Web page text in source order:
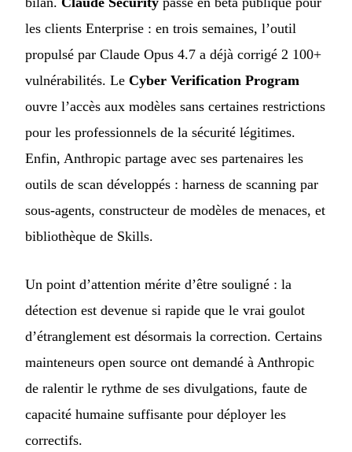
les clients Enterprise : en trois semaines, l’outil
propulsé par Claude Opus 4.7 a déjà corrigé 2 100+
vulnérabilités. Le Cyber Verification Program
ouvre l’accès aux modèles sans certaines restrictions
pour les professionnels de la sécurité légitimes.
Enfin, Anthropic partage avec ses partenaires les
outils de scan développés : harness de scanning par
sous-agents, constructeur de modèles de menaces, et
bibliothèque de Skills.
Un point d’attention mérite d’être souligné : la
détection est devenue si rapide que le vrai goulot
d’étranglement est désormais la correction. Certains
mainteneurs open source ont demandé à Anthropic
de ralentir le rythme de ses divulgations, faute de
capacité humaine suffisante pour déployer les
correctifs.